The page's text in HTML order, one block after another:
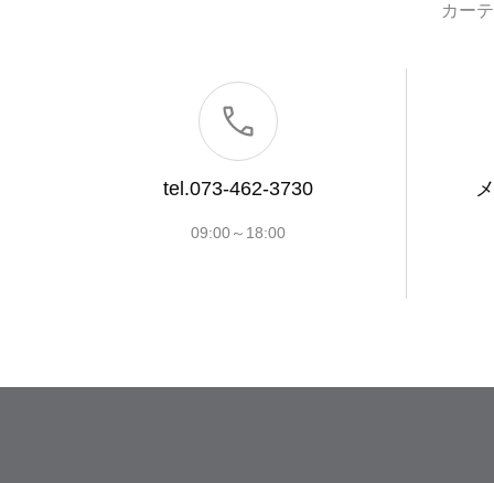
カー
tel.073-462-3730
09:00～18:00